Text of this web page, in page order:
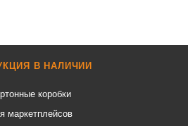
В НАЛИЧИИ
коробки
маркетплейсов